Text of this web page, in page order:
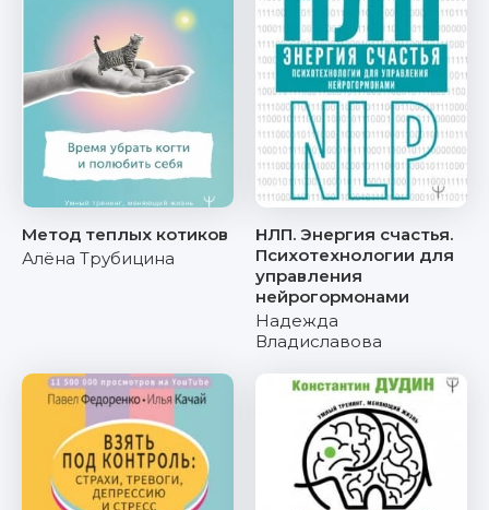
Метод теплых котиков
Алёна Трубицина
НЛП. Энергия счастья.
Психотехнологии для
управления
нейрогормонами
Надежда
Владиславова